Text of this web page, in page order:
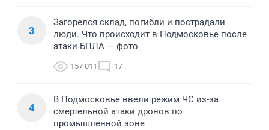
3
Загорелся склад, погибли и пострадали
люди. Что происходит в Подмосковье после
атаки БПЛА — фото
157 011 17
4
В Подмосковье ввели режим ЧС из-за
смертельной атаки дронов по
промышленной зоне